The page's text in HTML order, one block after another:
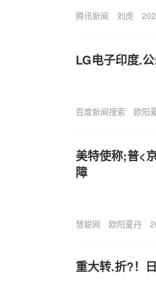
腾讯新闻 刘虎
LG电子印度.
百度新闻搜索 欧阳
美特使称;普<
障
慧聪网 欧阳夏丹
重大转.折?！